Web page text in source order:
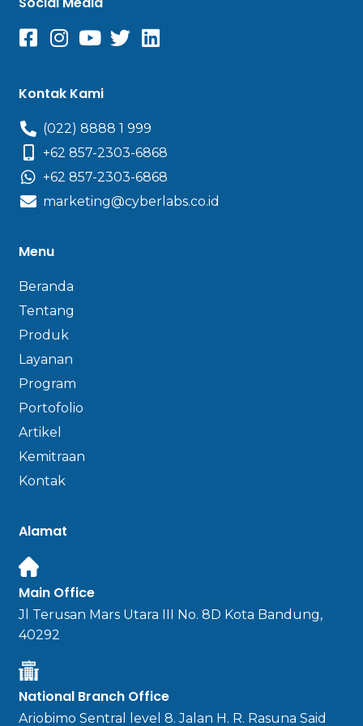
Kontak Kami
(022) 8888 1 999
+62 857-2303-6868
+62 857-2303-6868
marketing@cyberlabs.co.id
Menu
Beranda
Tentang
Produk
Layanan
Program
Portofolio
Artikel
Kemitraan
Kontak
Alamat
Main Office
Jl Terusan Mars Utara III No. 8D Kota Bandung,
40292
National Branch Office
Ariobimo Sentral level 8. Jalan H. R. Rasuna Said